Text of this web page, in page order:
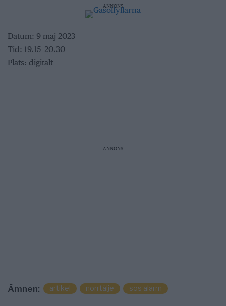
ANNONS
Datum: 9 maj 2023
Tid: 19.15–20.30
Plats: digitalt
ANNONS
Ämnen: artikel norrtälje sos alarm